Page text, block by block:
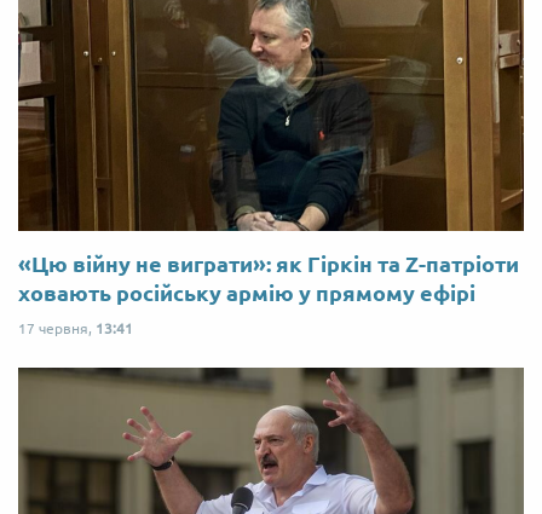
«Цю війну не виграти»: як Гіркін та Z-патріоти
ховають російську армію у прямому ефірі
17 червня, 13:41